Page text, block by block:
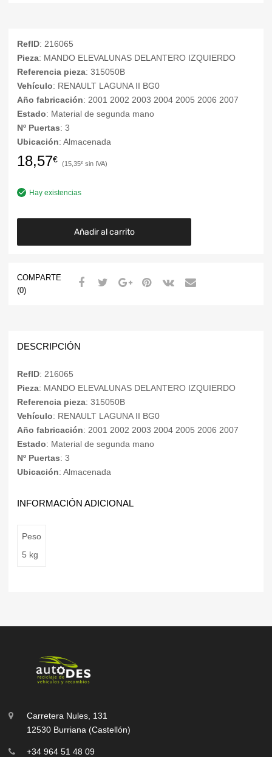
RefID: 216065
Pieza: MANDO ELEVALUNAS DELANTERO IZQUIERDO
Referencia pieza: 315050B
Vehículo: RENAULT LAGUNA II BG0
Año fabricación: 2001 2002 2003 2004 2005 2006 2007
Estado: Material de segunda mano
Nº Puertas: 3
Ubicación: Almacenada
18,57€ 15,35€
Hay existencias
Añadir al carrito
COMPARTE
(0)
DESCRIPCIÓN
RefID: 216065
Pieza: MANDO ELEVALUNAS DELANTERO IZQUIERDO
Referencia pieza: 315050B
Vehículo: RENAULT LAGUNA II BG0
Año fabricación: 2001 2002 2003 2004 2005 2006 2007
Estado: Material de segunda mano
Nº Puertas: 3
Ubicación: Almacenada
INFORMACIÓN ADICIONAL
Peso
5 kg
Carretera Nules, 131
12530 Burriana (Castellón)
+34 964 51 48 09